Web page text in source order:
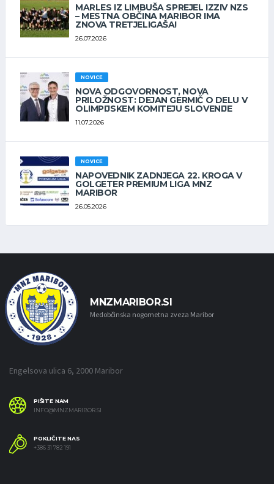
MARLES IZ LIMBUŠA SPREJEL IZZIV NZS
– MESTNA OBČINA MARIBOR IMA
ZNOVA TRETJELIGAŠA!
26.07.2026
NOVICE
NOVA ODGOVORNOST, NOVA
PRILOŽNOST: DEJAN GERMIČ O DELU V
OLIMPIJSKEM KOMITEJU SLOVENIJE
11.07.2026
NOVICE
NAPOVEDNIK ZADNJEGA 22. KROGA V
GOLGETER PREMIUM LIGA MNZ
MARIBOR
26.05.2026
MNZMARIBOR.SI
Medobčinska nogometna zveza Maribor
Engelsova ulica 6, 2000 Maribor
PIŠITE NAM
INFO@MNZMARIBOR.SI
POKLIČITE NAS
+386 31 782 191